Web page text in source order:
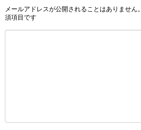
メールアドレスが公開されることはありません。
須項目です